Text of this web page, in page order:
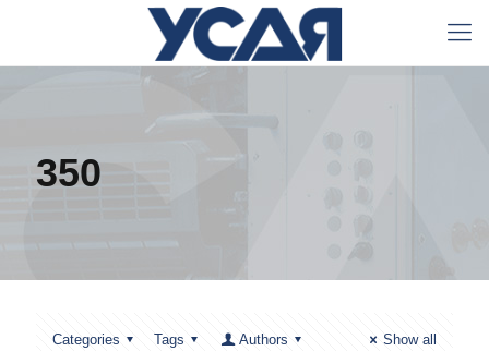
350
Categories Tags Authors Show all